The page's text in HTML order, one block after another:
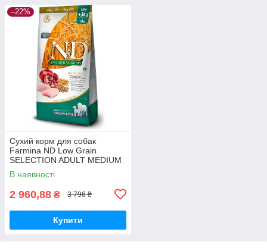
–22%
Сухий корм для собак
Farmina ND Low Grain
SELECTION ADULT MEDIUM
and MAXI 15кг з куркою та
гранатом
В наявності
2 960,88 ₴ 3 796 ₴
Купити